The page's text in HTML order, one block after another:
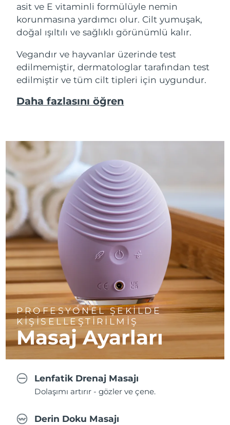
asit ve E vitaminli formülüyle nemin
korunmasına yardımcı olur. Cilt yumuşak,
doğal ışıltılı ve sağlıklı görünümlü kalır.
Vegandır ve hayvanlar üzerinde test
edilmemiştir, dermatologlar tarafından test
edilmiştir ve tüm cilt tipleri için uygundur.
Daha fazlasını öğren
PROFESYONEL ŞEKİLDE
KİŞİSELLEŞTİRİLMİŞ
Masaj Ayarları
Lenfatik Drenaj Masajı
Dolaşımı artırır - gözler ve çene.
Derin Doku Masajı